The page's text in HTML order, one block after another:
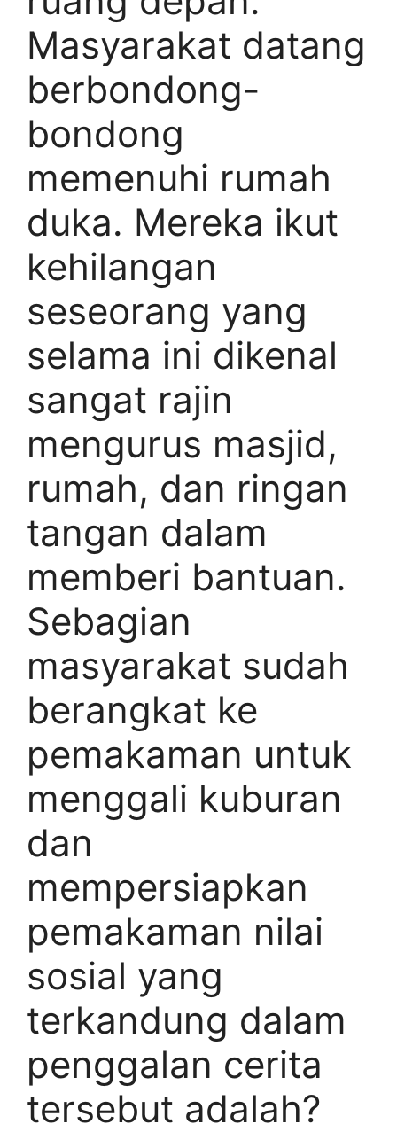
Masyarakat datang
berbondong-
bondong
memenuhi rumah
duka. Mereka ikut
kehilangan
seseorang yang
selama ini dikenal
sangat rajin
mengurus masjid,
rumah, dan ringan
tangan dalam
memberi bantuan.
Sebagian
masyarakat sudah
berangkat ke
pemakaman untuk
menggali kuburan
dan
mempersiapkan
pemakaman nilai
sosial yang
terkandung dalam
penggalan cerita
tersebut adalah?